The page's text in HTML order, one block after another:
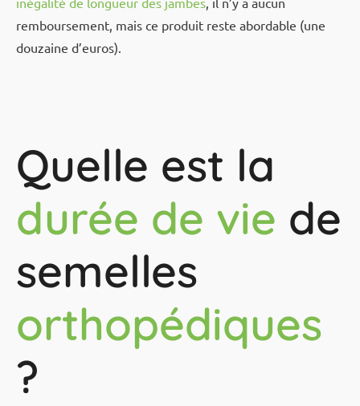
remboursement, mais ce produit reste abordable (une
douzaine d’euros).
Quelle est la
durée de vie de
semelles
orthopédiques
?